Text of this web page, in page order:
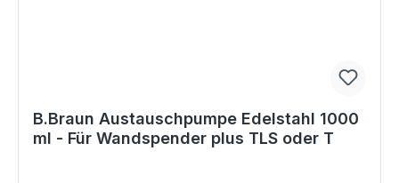
B.Braun Austauschpumpe Edelstahl 1000
ml - Für Wandspender plus TLS oder T